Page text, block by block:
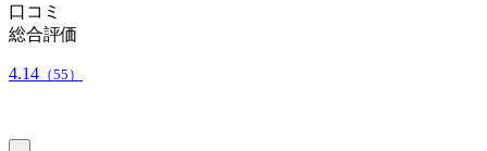
口コミ
総合評価
4.14 （55）